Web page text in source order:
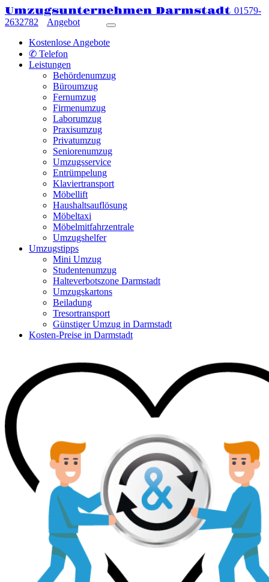
Umzugsunternehmen Darmstadt 01579-
2632782
Angebot
Kostenlose Angebote
✆ Telefon
Leistungen
Behördenumzug
Büroumzug
Fernumzug
Firmenumzug
Laborumzug
Praxisumzug
Privatumzug
Seniorenumzug
Umzugsservice
Entrümpelung
Klaviertransport
Möbellift
Haushaltsauflösung
Möbeltaxi
Möbelmitfahrzentrale
Umzugshelfer
Umzugstipps
Mini Umzug
Studentenumzug
Halteverbotszone Darmstadt
Umzugskartons
Beiladung
Tresortransport
Günstiger Umzug in Darmstadt
Kosten-Preise in Darmstadt